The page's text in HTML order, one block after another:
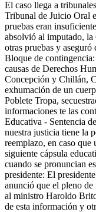
El caso llega a
Tribunal de Juicio Oral
pruebas eran
absolvió al imputado, la
otras pruebas y
Bloque de
causas de Derechos
Concepción y Chillán,
exhumación de un
Poblete Tropa,
informaciones te las
Educativa - Sentencia
nuestra justicia tiene la
reemplazo, en caso que
siguiente cápsula
cuando se pronuncian
presidente: El
anunció que el pleno
al ministro Haroldo
de esta información y